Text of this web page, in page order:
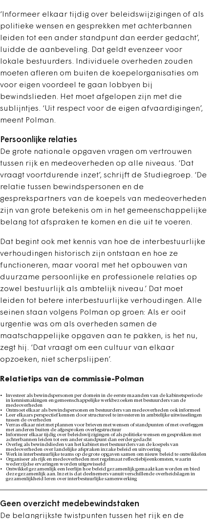
‘Informeer elkaar tijdig over beleidswijzigingen of als
politieke wensen en gesprekken met achterbannen
leiden tot een ander standpunt dan eerder gedacht’,
luidde de aanbeveling. Dat geldt evenzeer voor
lokale bestuurders. Individuele overheden zouden
moeten afleren om buiten de koepelorganisaties om
voor eigen voordeel te gaan lobbyen bij
bewindslieden. Het moet afgelopen zijn met die
sublijntjes. ‘Uit respect voor de eigen afvaardigingen’,
meent Polman.
Persoonlijke relaties
De grote nationale opgaven vragen om vertrouwen
tussen rijk en medeoverheden op alle niveaus. ‘Dat
vraagt voortdurende inzet’, schrijft de Studiegroep. ‘De
relatie tussen bewindspersonen en de
gesprekspartners van de koepels van medeoverheden
zijn van grote betekenis om in het gemeenschappelijke
belang tot afspraken te komen en die uit te voeren.
Dat begint ook met kennis van hoe de interbestuurlijke
verhoudingen historisch zijn ontstaan en hoe ze
functioneren, maar vooral met het opbouwen van
duurzame persoonlijke en professionele relaties op
zowel bestuurlijk als ambtelijk niveau.’ Dat moet
leiden tot betere interbestuurlijke verhoudingen. Alle
seinen staan volgens Polman op groen: Als er ooit
urgentie was om als overheden samen de
maatschappelijke opgaven aan te pakken, is het nu,
zegt hij. ‘Dat vraagt om een cultuur van elkaar
opzoeken, niet scherpslijpen’.
Relatietips van de commissie-Polman
Investeer als bewindspersonen per domein in de eerste maanden van de kabinetsperiode
in kennismakingen en gemeenschappelijke werkbezoeken met bestuurders van de
medeoverheden
Ontmoet elkaar als bewindspersonen en bestuurders van medeoverheden ook informeel
Leer elkaars perspectief kennen door structureel te investeren in ambtelijke uitwisselingen
tussen de overheden
Verras elkaar niet met plannen voor brieven met wensen of standpunten of met overleggen
met anderen buiten de afgesproken overlegstructuur
Informeer elkaar tijdig over beleidswijzigingen of als politieke wensen en gesprekken met
achterbannen leiden tot een ander standpunt dan eerder gedacht
Overleg als bewindslieden van het kabinet met bestuurders van de koepels van
medeoverheden over landelijke afspraken inzake beleid en uitvoering
Werk in interbestuurlijke teams op de grote opgaven samen om nieuw beleid te ontwikkelen
Organiseer als rijk en medeoverheden met regelmaat reflectiebijeenkomsten, waarin
wederzijdse ervaringen worden uitgewisseld
Ontwikkel gezamenlijk een leerlijn hoe beleid gezamenlijk gemaakt kan worden en bied
deze gezamenlijk aan. Inzet is dat deelnemers vanuit verschillende overheidslagen in
gezamenlijkheid leren over interbestuurlijke samenwerking
Geen overzicht medebewindstaken
De belangrijkste twistpunten tussen het rijk en de